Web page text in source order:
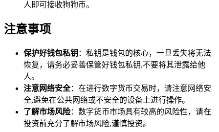
人即可接收狗狗币。
注意事项
保护好钱包私钥 ：私钥是钱包的核心，一旦丢失将无法
恢复，请务必妥善保管好钱包私钥,不要将其泄露给他
人。
注意网络安全：在进行数字货币交易时，请注意网络安
全,避免在公共网络或不安全的设备上进行操作。
了解市场风险：数字货币市场具有较高的风险性，请在
投资前充分了解市场风险,谨慎投资。